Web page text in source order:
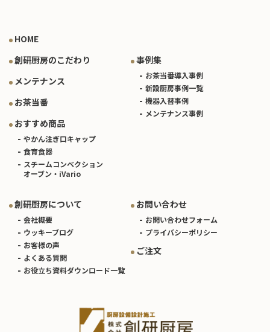
HOME
創研厨房のこだわり
メンテナンス
お茶当番
おすすめ商品
やかん注ぎ口キャップ
食育食器
スチームコンベクション
オーブン・iVario
事例集
お茶当番導入事例
新設厨房事例一覧
機器入替事例
メンテナンス事例
創研厨房について
会社概要
ウッキーブログ
お客様の声
よくある質問
お役立ち資料ダウンロード一覧
お問い合わせ
お問い合わせフォーム
プライバシーポリシー
ご注文